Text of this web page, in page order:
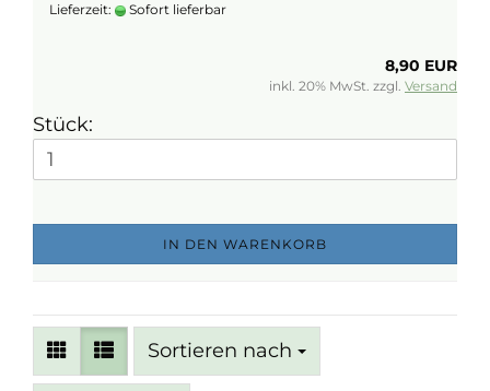
Lieferzeit: Sofort lieferbar
8,90 EUR
inkl. 20% MwSt. zzgl. Versand
Stück:
IN DEN WARENKORB
Sortieren nach
Sortieren nach